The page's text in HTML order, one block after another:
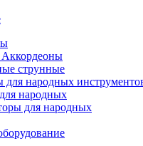
струнные
для народных
народных
для народных